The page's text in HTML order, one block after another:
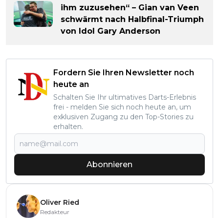
ihm zuzusehen“ – Gian van Veen
schwärmt nach Halbfinal-Triumph
von Idol Gary Anderson
Fordern Sie Ihren Newsletter noch
heute an
Schalten Sie Ihr ultimatives Darts-Erlebnis
frei - melden Sie sich noch heute an, um
exklusiven Zugang zu den Top-Stories zu
erhalten.
Abonnieren
Oliver Ried
Redakteur